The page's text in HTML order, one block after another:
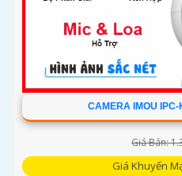
CAMERA IMOU
Giá Bán:
Giá Khuyến